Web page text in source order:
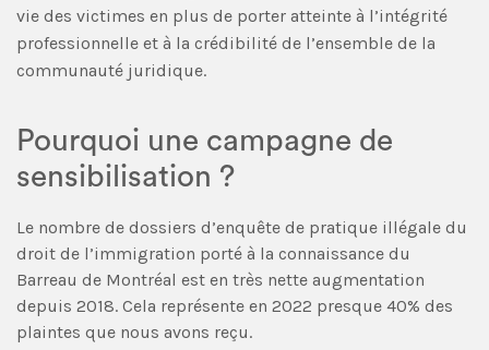
vie des victimes en plus de porter atteinte à l’intégrité
professionnelle et à la crédibilité de l’ensemble de la
communauté juridique.
Pourquoi une campagne de
sensibilisation ?
Le nombre de dossiers d’enquête de pratique illégale du
droit de l’immigration porté à la connaissance du
Barreau de Montréal est en très nette augmentation
depuis 2018. Cela représente en 2022 presque 40% des
plaintes que nous avons reçu.